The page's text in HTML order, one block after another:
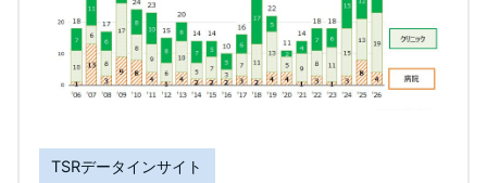
TSRデータインサイト